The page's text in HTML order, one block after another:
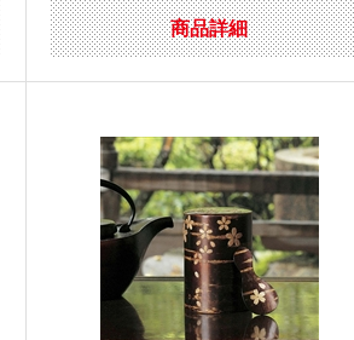
商品詳細